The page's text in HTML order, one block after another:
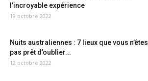
l’incroyable expérience
19 octobre 2022
Nuits australiennes : 7 lieux que vous n’êtes
pas prêt d’oublier...
12 octobre 2022